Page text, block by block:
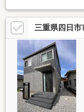
り◆多彩な用途をご検討
えた物件です。【利便
分、西朝明中学校まで
歩9分、ドラッグスギヤ
便利です。◆近鉄「山城
三重県四日市